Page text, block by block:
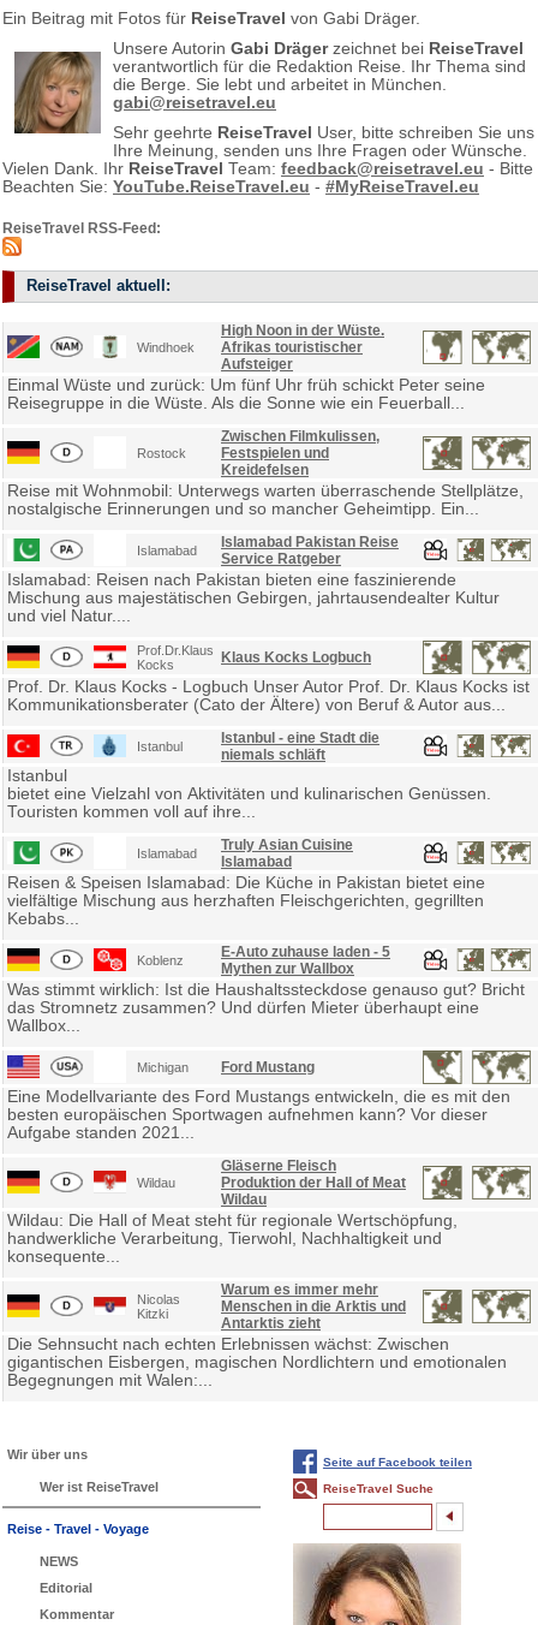
Ein Beitrag mit Fotos für ReiseTravel von Gabi Dräger.
Unsere Autorin Gabi Drägerzeichnet bei ReiseTravel
verantwortlich für die Redaktion Reise. Ihr Thema sind
die Berge. Sie lebt und arbeitet in München.
gabi@reisetravel.eu
Sehr geehrte ReiseTravel User, bitte schreiben Sie uns
Ihre Meinung, senden uns Ihre Fragen oder Wünsche.
Vielen Dank. Ihr ReiseTravel Team: feedback@reisetravel.eu - Bitte
Beachten Sie: YouTube.ReiseTravel.eu - #MyReiseTravel.eu
ReiseTravel RSS-Feed:
ReiseTravel aktuell:
Windhoek
High Noon in der Wüste.
Afrikas touristischer
Aufsteiger
Einmal Wüste und zurück: Um fünf Uhr früh schickt Peter seine
Reisegruppe in die Wüste. Als die Sonne wie ein Feuerball...
Rostock
Zwischen Filmkulissen,
Festspielen und
Kreidefelsen
Reise mit Wohnmobil: Unterwegs warten überraschende Stellplätze,
nostalgische Erinnerungen und so mancher Geheimtipp. Ein...
Islamabad
Islamabad Pakistan Reise
Service Ratgeber
Islamabad: Reisen nach Pakistan bieten eine faszinierende
Mischung aus majestätischen Gebirgen, jahrtausendealter Kultur
und viel Natur....
Prof.Dr.Klaus
Kocks
Klaus Kocks Logbuch
Prof. Dr. Klaus Kocks - Logbuch Unser Autor Prof. Dr. Klaus Kocks ist
Kommunikationsberater (Cato der Ältere) von Beruf & Autor aus...
Istanbul
Istanbul - eine Stadt die
niemals schläft
Istanbul
bietet eine Vielzahl von Aktivitäten und kulinarischen Genüssen.
Touristen kommen voll auf ihre...
Islamabad
Truly Asian Cuisine
Islamabad
Reisen & Speisen Islamabad: Die Küche in Pakistan bietet eine
vielfältige Mischung aus herzhaften Fleischgerichten, gegrillten
Kebabs...
Koblenz
E-Auto zuhause laden - 5
Mythen zur Wallbox
Was stimmt wirklich: Ist die Haushaltssteckdose genauso gut? Bricht
das Stromnetz zusammen? Und dürfen Mieter überhaupt eine
Wallbox...
Michigan Ford Mustang
Eine Modellvariante des Ford Mustangs entwickeln, die es mit den
besten europäischen Sportwagen aufnehmen kann? Vor dieser
Aufgabe standen 2021...
Wildau
Gläserne Fleisch
Produktion der Hall of Meat
Wildau
Wildau: Die Hall of Meat steht für regionale Wertschöpfung,
handwerkliche Verarbeitung, Tierwohl, Nachhaltigkeit und
konsequente...
Nicolas
Kitzki
Warum es immer mehr
Menschen in die Arktis und
Antarktis zieht
Die Sehnsucht nach echten Erlebnissen wächst: Zwischen
gigantischen Eisbergen, magischen Nordlichtern und emotionalen
Begegnungen mit Walen:...
Wir über uns
Wer ist ReiseTravel
Reise - Travel - Voyage
NEWS
Editorial
Kommentar
Seite auf Facebook teilen
ReiseTravel Suche